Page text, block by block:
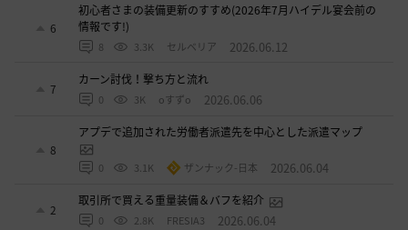
6
初心者さまの装備更新のすすめ(2026年7月ハイデル宴会前の
情報です!)
8 3.3K セルベリア 2026.06.12
7
カーン討伐！撃ち方と流れ
0 3K oすずo 2026.06.06
8
アプデで追加された労働者派遣先を中心とした派遣マップ
0 3.1K ザンナック-日本 2026.06.04
2
取引所で買える重量装備＆バフを紹介
0 2.8K FRESIA3 2026.06.04